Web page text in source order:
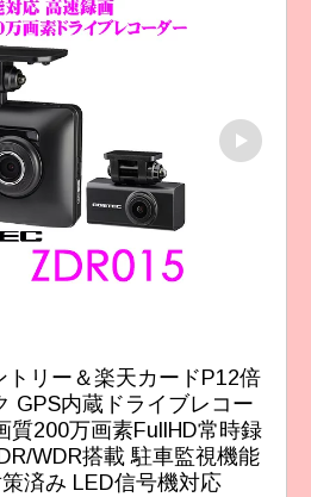
トリー＆楽天カードP12倍
GPS内蔵ドライブレコー
質200万画素FullHD常時録
WDR搭載 駐車監視機能
済み LED信号機対応